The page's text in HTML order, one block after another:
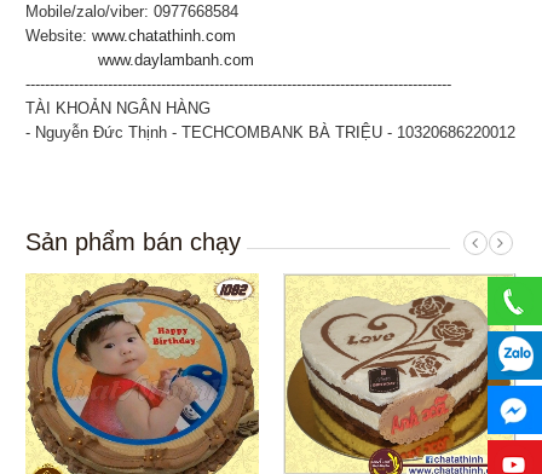
Mobile/zalo/viber: 0977668584
Website:www.chatathinh.com
www.daylambanh.com
----------------------------------------------------------------------------------------
TÀI KHOẢN NGÂN HÀNG
- Nguyễn Đức Thịnh - TECHCOMBANK BÀ TRIỆU - 10320686220012
Sản phẩm bán chạy